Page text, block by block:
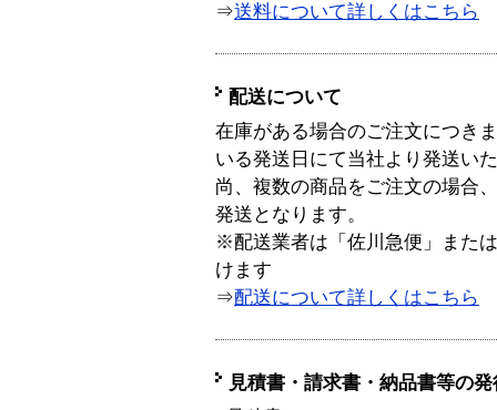
⇒送料について詳しくはこちら
配送について
在庫がある場合のご注文につき
いる発送日にて当社より発送い
尚、複数の商品をご注文の場合
発送となります。
※配送業者は「佐川急便」また
けます
⇒配送について詳しくはこちら
見積書・請求書・納品書等の